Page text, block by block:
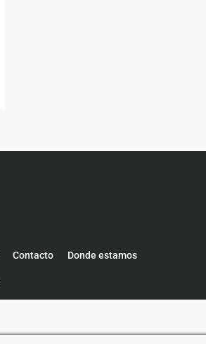
Contacto Donde estamos